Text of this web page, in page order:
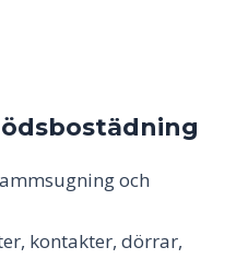
och
kontakter, dörrar,